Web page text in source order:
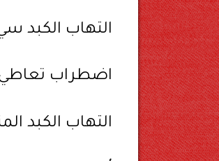
التهاب الكبد
اضطراب تعاطي
التهاب الكبد